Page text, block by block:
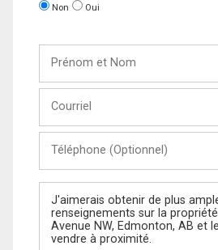
Non Oui
Nom
(Optionnel)
Message